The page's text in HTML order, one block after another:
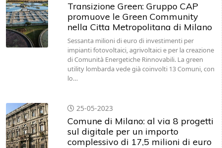
Transizione Green: Gruppo CAP
promuove le Green Community
nella Citta Metropolitana di Milano
Sessanta milioni di euro di investimenti per
impianti fotovoltaici, agrivoltaici e per la creazione
di Comunità Energetiche Rinnovabili. La green
utility lombarda vede già coinvolti 13 Comuni, con
lo…
25-05-2023
Comune di Milano: al via 8 progetti
sul digitale per un importo
complessivo di 17,5 milioni di euro